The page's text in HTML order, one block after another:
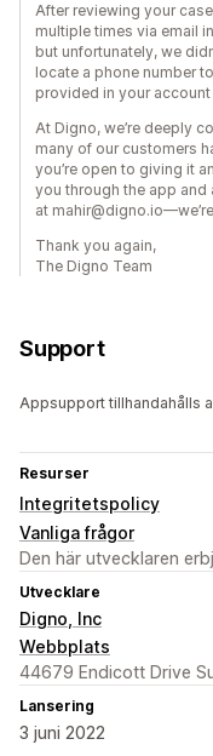
After reviewing your
multiple times via email
but unfortunately, we
locate a phone number
provided in your account
At Digno, we’re deeply
many of our customers
you’re open to giving it
you through the app and
at
Thank you again,
The Digno Team
Support
Appsupport tillhandahålls
Resurser
Integritetspolicy
Vanliga frågor
Den här utvecklaren
Utvecklare
Digno, Inc
Webbplats
44679 Endicott Drive
Lansering
3 juni 2022